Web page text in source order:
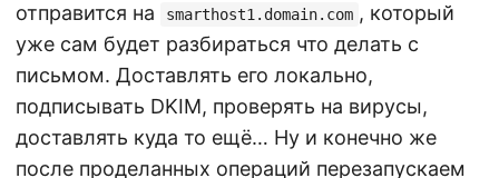
отправится на
smarthost1.domain.com , который
уже сам будет разбираться что делать с
письмом. Доставлять его локально,
подписывать DKIM, проверять на вирусы,
доставлять куда то ещё… Ну и конечно же
после проделанных операций перезапускаем